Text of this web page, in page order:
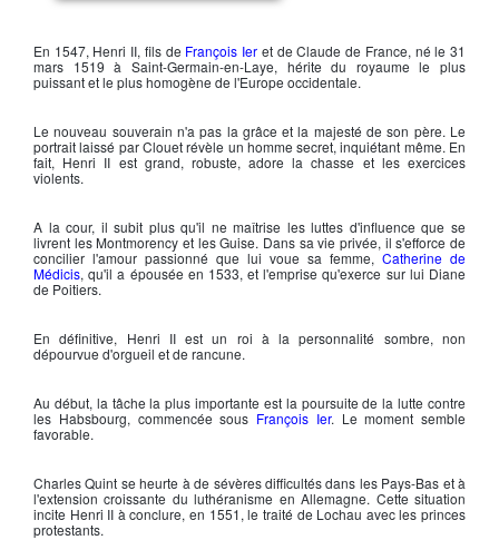
En 1547, Henri II, fils de François Ier et deClaude de France, né le 31
mars 1519 à Saint-Germain-en-Laye, hérite du royaume le plus
puissant et le plus homogène de l'Europe occidentale.
Le nouveau souverain n'a pas la grâce et la majesté de son père. Le
portrait laissé par Clouet révèle un homme secret, inquiétant même. En
fait, Henri II est grand, robuste, adore la chasse et les exercices
violents.
A la cour, il subit plus qu'il ne maîtrise les luttes d'influence que se
livrent les Montmorency et les Guise. Dans sa vie privée, il s'efforce de
concilier l'amour passionné que lui voue sa femme, Catherine de
Médicis, qu'il a épousée en 1533, et l'emprise qu'exerce sur lui Diane
de Poitiers.
En définitive, Henri IIest un roi à la personnalité sombre, non
dépourvue d'orgueil et de rancune.
Au début, la tâche la plus importante est la poursuite de la lutte contre
les Habsbourg, commencée sous François Ier. Le moment semble
favorable.
Charles Quint se heurte à de sévères difficultés dans les Pays-Bas et à
l'extension croissante du luthéranisme en Allemagne. Cette situation
incite Henri II à conclure, en 1551, le traité de Lochau avec les princes
protestants.